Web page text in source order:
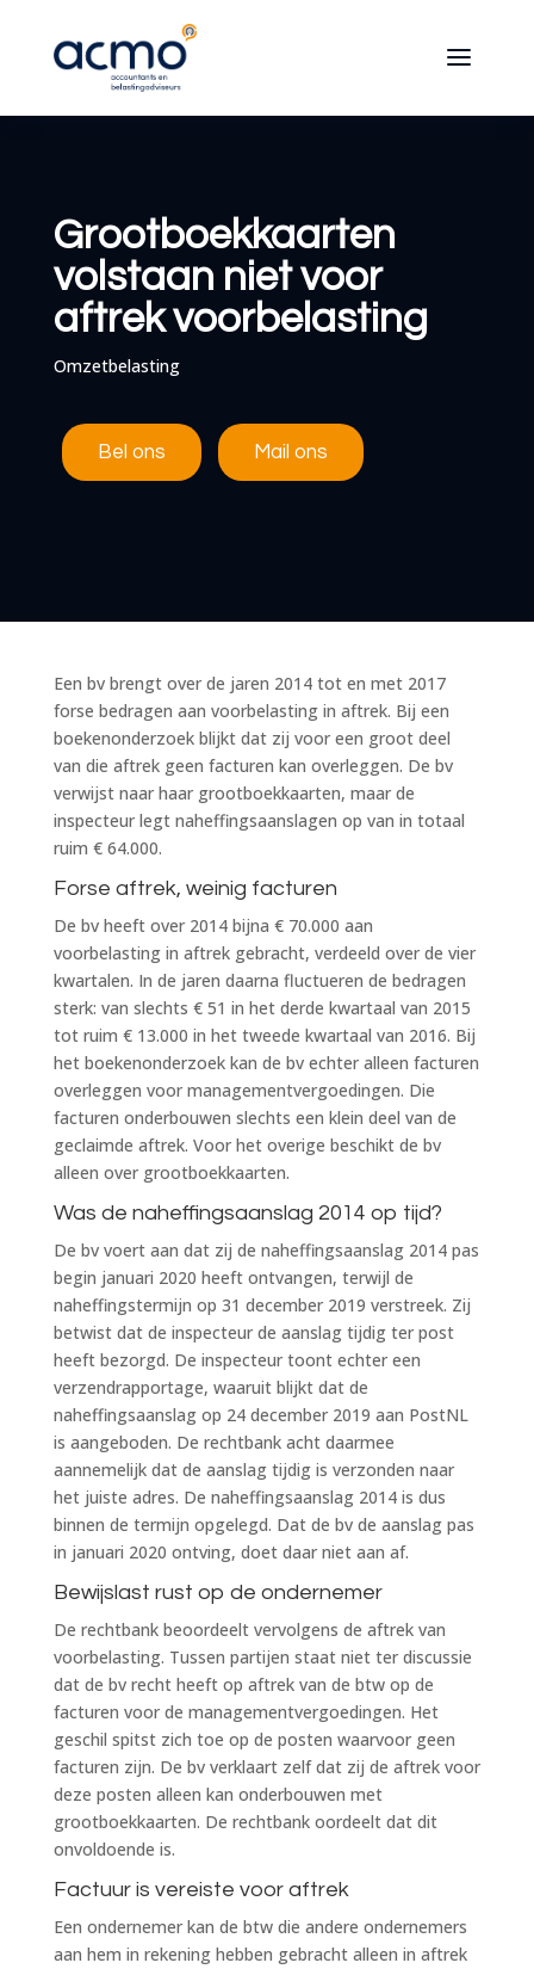
Grootboekkaarten
volstaan niet voor
aftrek voorbelasting
Omzetbelasting
Bel ons Mail ons
Een bv brengt over de jaren 2014 tot en met 2017
forse bedragen aan voorbelasting in aftrek. Bij een
boekenonderzoek blijkt dat zij voor een groot deel
van die aftrek geen facturen kan overleggen. De bv
verwijst naar haar grootboekkaarten, maar de
inspecteur legt naheffingsaanslagen op van in totaal
ruim € 64.000.
Forse aftrek, weinig facturen
De bv heeft over 2014 bijna € 70.000 aan
voorbelasting in aftrek gebracht, verdeeld over de vier
kwartalen. In de jaren daarna fluctueren de bedragen
sterk: van slechts € 51 in het derde kwartaal van 2015
tot ruim € 13.000 in het tweede kwartaal van 2016. Bij
het boekenonderzoek kan de bv echter alleen facturen
overleggen voor managementvergoedingen. Die
facturen onderbouwen slechts een klein deel van de
geclaimde aftrek. Voor het overige beschikt de bv
alleen over grootboekkaarten.
Was de naheffingsaanslag 2014 op tijd?
De bv voert aan dat zij de naheffingsaanslag 2014 pas
begin januari 2020 heeft ontvangen, terwijl de
naheffingstermijn op 31 december 2019 verstreek. Zij
betwist dat de inspecteur de aanslag tijdig ter post
heeft bezorgd. De inspecteur toont echter een
verzendrapportage, waaruit blijkt dat de
naheffingsaanslag op 24 december 2019 aan PostNL
is aangeboden. De rechtbank acht daarmee
aannemelijk dat de aanslag tijdig is verzonden naar
het juiste adres. De naheffingsaanslag 2014 is dus
binnen de termijn opgelegd. Dat de bv de aanslag pas
in januari 2020 ontving, doet daar niet aan af.
Bewijslast rust op de ondernemer
De rechtbank beoordeelt vervolgens de aftrek van
voorbelasting. Tussen partijen staat niet ter discussie
dat de bv recht heeft op aftrek van de btw op de
facturen voor de managementvergoedingen. Het
geschil spitst zich toe op de posten waarvoor geen
facturen zijn. De bv verklaart zelf dat zij de aftrek voor
deze posten alleen kan onderbouwen met
grootboekkaarten. De rechtbank oordeelt dat dit
onvoldoende is.
Factuur is vereiste voor aftrek
Een ondernemer kan de btw die andere ondernemers
aan hem in rekening hebben gebracht alleen in aftrek